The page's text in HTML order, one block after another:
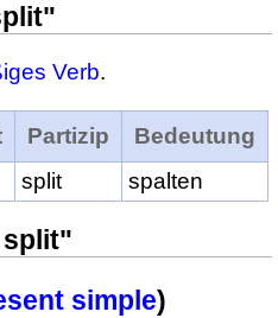
Verb.
Partizip
Bedeutung
split spalten
simple)